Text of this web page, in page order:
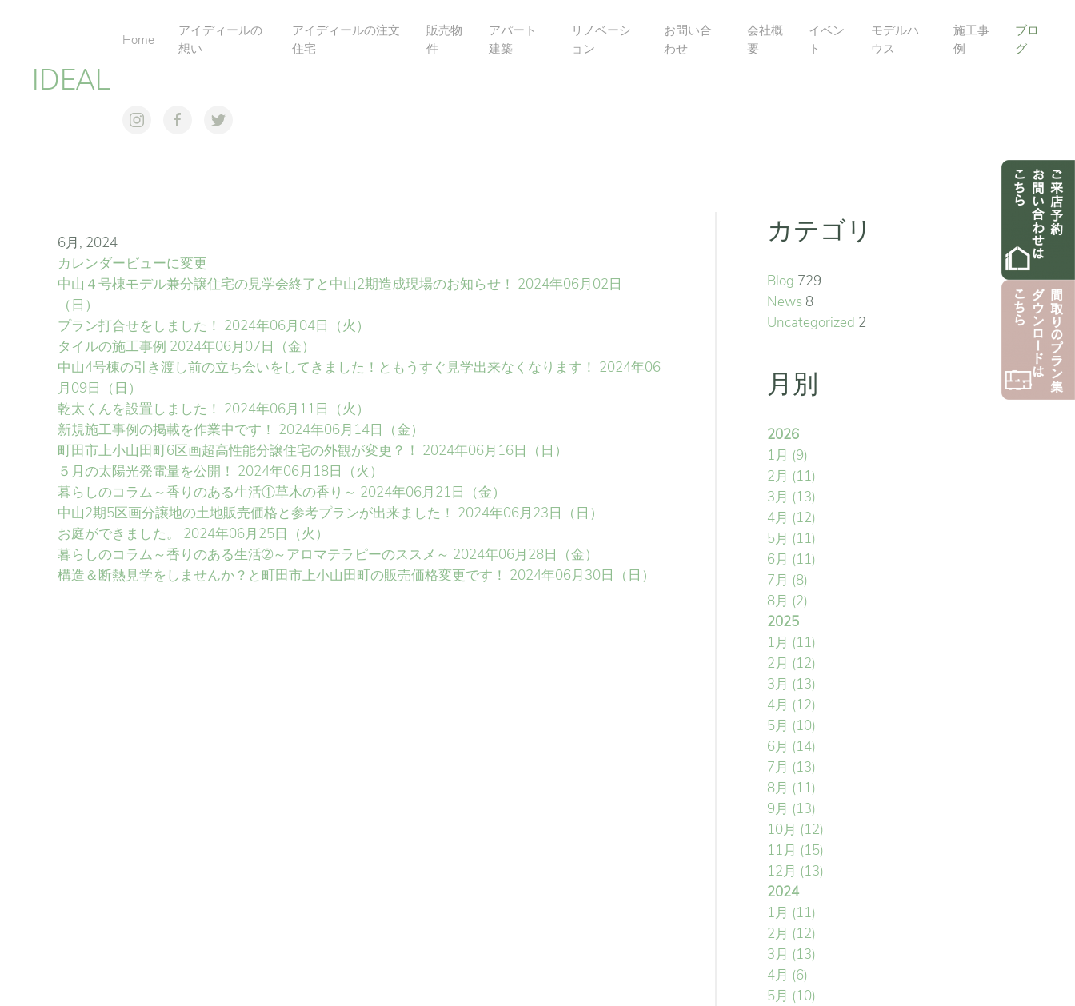
IDEAL
Home
アイディールの
想い
アイディールの注文
住宅
販売物
件
アパート
建築
リノベーシ
ョン
お問い合
わせ
会社概
要
イベン
ト
モデルハ
ウス
施工事
例
ブロ
グ
6月, 2024
カレンダービューに変更
中山４号棟モデル兼分譲住宅の見学会終了と中山2期造成現場のお知らせ！ 2024年06月02日
（日）
プラン打合せをしました！ 2024年06月04日（火）
タイルの施工事例 2024年06月07日（金）
中山4号棟の引き渡し前の立ち会いをしてきました！ともうすぐ見学出来なくなります！ 2024年06
月09日（日）
乾太くんを設置しました！ 2024年06月11日（火）
新規施工事例の掲載を作業中です！ 2024年06月14日（金）
町田市上小山田町6区画超高性能分譲住宅の外観が変更？！ 2024年06月16日（日）
５月の太陽光発電量を公開！ 2024年06月18日（火）
暮らしのコラム～香りのある生活①草木の香り～ 2024年06月21日（金）
中山2期5区画分譲地の土地販売価格と参考プランが出来ました！ 2024年06月23日（日）
お庭ができました。
2024年06月25日（火）
暮らしのコラム～香りのある生活➁～アロマテラピーのススメ～ 2024年06月28日（金）
構造＆断熱見学をしませんか？と町田市上小山田町の販売価格変更です！ 2024年06月30日（日）
カテゴリ
Blog 729
News 8
Uncategorized 2
月別
2026
1月 (9)
2月 (11)
3月 (13)
4月 (12)
5月 (11)
6月 (11)
7月 (8)
8月 (2)
2025
1月 (11)
2月 (12)
3月 (13)
4月 (12)
5月 (10)
6月 (14)
7月 (13)
8月 (11)
9月 (13)
10月 (12)
11月 (15)
12月 (13)
2024
1月 (11)
2月 (12)
3月 (13)
4月 (6)
5月 (10)